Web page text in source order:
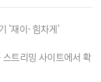
'재이- 힘차게'
트리밍 사이트에서 확